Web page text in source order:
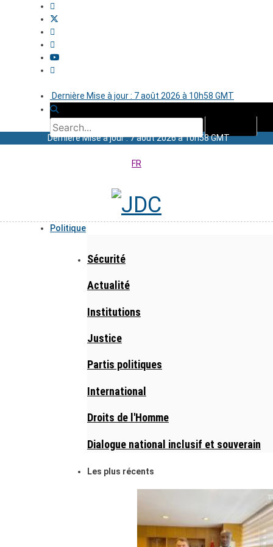
Dernière Mise à jour : 7 août 2026 à 10h58 GMT
Dernière Mise à jour : 7 août 2026 à 10h58 GMT
FR
Politique
Sécurité
Actualité
Institutions
Justice
Partis politiques
International
Droits de l'Homme
Dialogue national inclusif et souverain
Les plus récents